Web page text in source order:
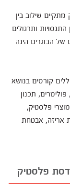
שילוב בין
התנסויות ותרגולים
הבוגרים הינה
קורסים בנושא
תכנון
פלסטיק,
אריזה, אבטחת
פלסטיק